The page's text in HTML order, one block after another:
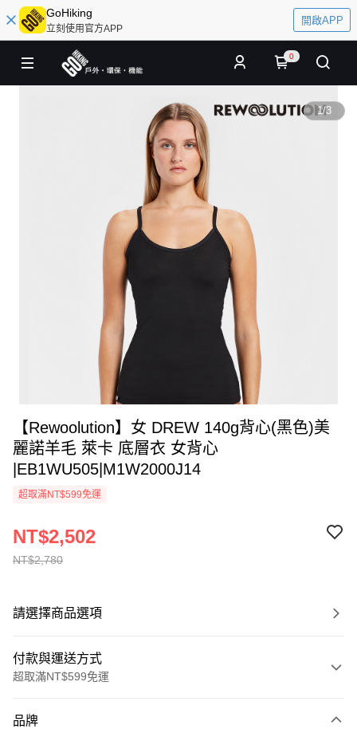
GoHiking
立刻使用官方APP
開啟APP
0
1/3
【Rewoolution】女 DREW 140g背心(黑色)美
麗諾羊毛 萊卡 底層衣 女背心
|EB1WU505|M1W2000J14
超取滿NT$599免運
NT$2,780
NT$2,502
請選擇商品選項
付款與運送方式
超取滿NT$599免運
信用卡一次付款
品牌